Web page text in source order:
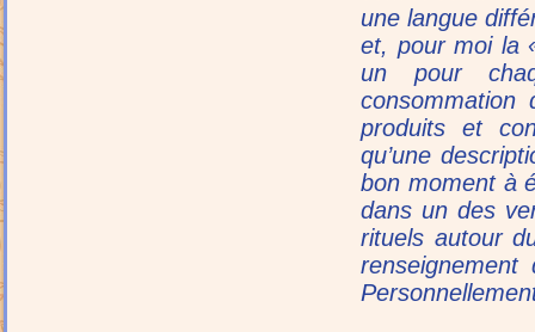
une langue
et, pour moi la
un pour
produits et
qu’une
bon moment à
dans un des
rituels autour